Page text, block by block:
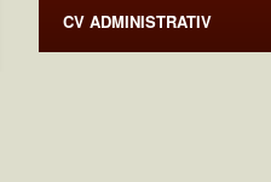
CV ADMINISTRATIV